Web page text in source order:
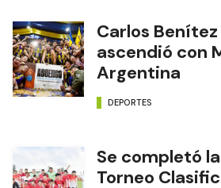
Carlos
ascendió con
Argentina
DEPORTES
Se completó
Torneo